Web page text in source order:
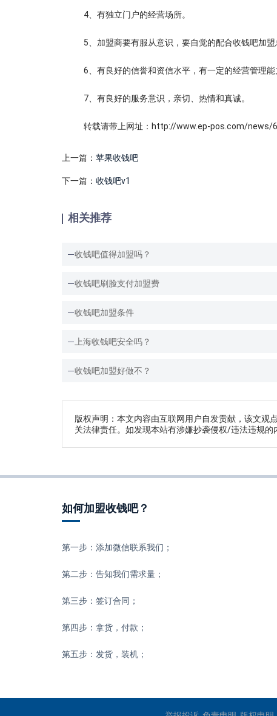
4、有独立门户的经营场所。
5、加盟商要有服从意识，要自觉的配合收钱吧加
6、有良好的信誉和资信水平，有一定的经营管理能
7、有良好的服务意识，亲切、热情和真诚。
转载请带上网址：http://www.ep-pos.com/news/
上一篇： 苹果收钱吧
下一篇： 收钱吧v1
相关推荐
收钱吧值得加盟吗？
收钱吧刷脸支付加盟费
收钱吧加盟条件
上海收钱吧安全吗？
收钱吧加盟好做不？
版权声明：本文内容由互联网用户自发贡献，该文观
关法律责任。如发现本站有涉嫌抄袭侵权/违法违规
如何加盟收钱吧？
第一步：添加微信联系我们；
第二步：告知我们需求量；
第三步：签订合同；
第四步：拿货，付款；
第五步：发货，装机；